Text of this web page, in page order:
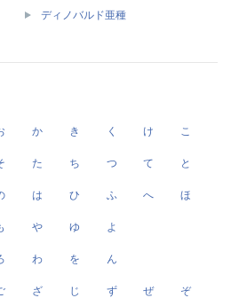
ディノバルド亜種
か き く け こ
た ち つ て と
は ひ ふ へ ほ
や ゆ よ
わ を ん
ざ じ ず ぜ ぞ